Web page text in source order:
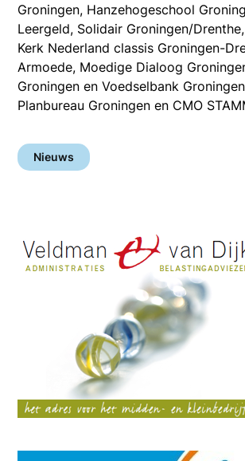
Groningen, Hanzehogeschool
Leergeld, Solidair Groningen/
Kerk Nederland classis Groningen-
Armoede, Moedige Dialoog
Groningen en Voedselbank
Planbureau Groningen en CMO
Nieuws